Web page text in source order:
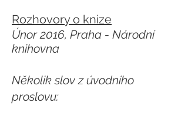
Rozhovory o knize
Únor 2016, Praha - Národní
knihovna
Několik slov z úvodního
proslovu: